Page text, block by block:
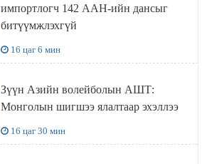
импортлогч 142 ААН-ийн дансыг
битүүмжлэхгүй
16 цаг 6 мин
Зүүн Азийн волейболын АШТ:
Монголын шигшээ ялалтаар эхэллээ
16 цаг 30 мин